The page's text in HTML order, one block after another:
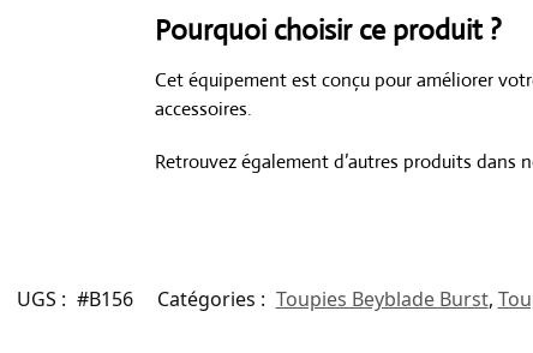
Pourquoi choisir ce produit ?
Cet équipement est conçu pour améliorer
accessoires.
Retrouvez également d’autres produits dans
UGS : #B156 Catégories : Toupies Beyblade Burst,